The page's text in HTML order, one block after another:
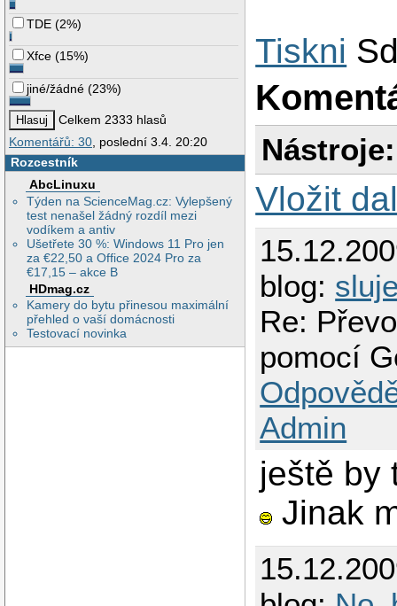
TDE (2%)
Xfce (15%)
jiné/žádné (23%)
Celkem 2333 hlasů
Komentářů: 30, poslední 3.4. 20:20
Rozcestník
AbcLinuxu
Týden na ScienceMag.cz: Vylepšený
test nenašel žádný rozdíl mezi
vodíkem a antiv
Ušetřete 30 %: Windows 11 Pro jen
za €22,50 a Office 2024 Pro za
€17,15 – akce B
HDmag.cz
Kamery do bytu přinesou maximální
přehled o vaší domácnosti
Testovací novinka
Tiskni
Nástroje:
Vložit
blog:
Re:
pomocí
Admin
ještě by
Jinak